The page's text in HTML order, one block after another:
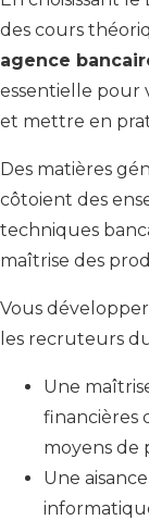
des cours
agence
essentielle pour
et mettre en
Des matières
côtoient des
techniques
maîtrise des
Vous
les recruteurs
Une
financières
moyens de
Une